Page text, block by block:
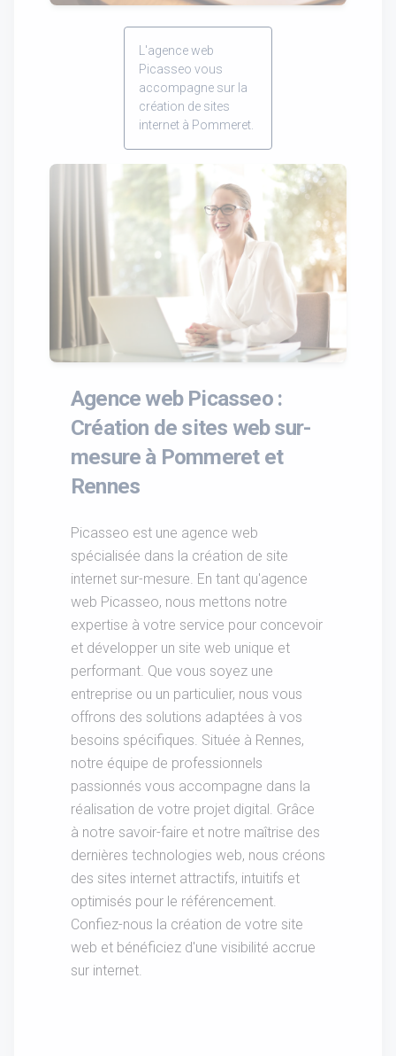
L'agence web
Picasseo vous
accompagne sur la
création de sites
internet à Pommeret.
Agence web Picasseo :
Création de sites web sur-
mesure à Pommeret et
Rennes
Picasseo est une agence web
spécialisée dans la création de site
internet sur-mesure. En tant qu'agence
web Picasseo, nous mettons notre
expertise à votre service pour concevoir
et développer un site web unique et
performant. Que vous soyez une
entreprise ou un particulier, nous vous
offrons des solutions adaptées à vos
besoins spécifiques. Située à Rennes,
notre équipe de professionnels
passionnés vous accompagne dans la
réalisation de votre projet digital. Grâce
à notre savoir-faire et notre maîtrise des
dernières technologies web, nous créons
des sites internet attractifs, intuitifs et
optimisés pour le référencement.
Confiez-nous la création de votre site
web et bénéficiez d'une visibilité accrue
sur internet.